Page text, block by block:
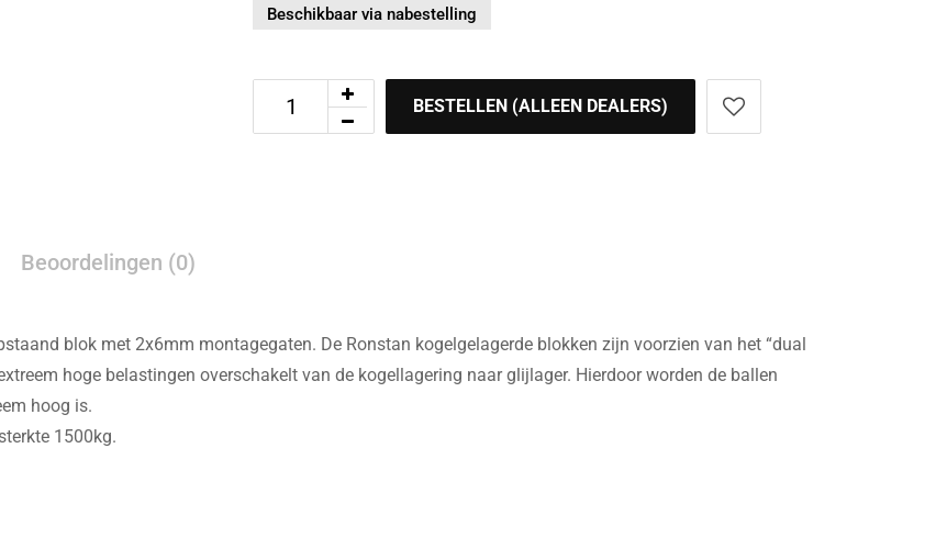
Beschikbaar via nabestelling
BESTELLEN (ALLEEN DEALERS)
Beoordelingen (0)
blok met 2x6mm montagegaten. De Ronstan kogelgelagerde blokken zijn voorzien van het “dual
hoge belastingen overschakelt van de kogellagering naar glijlager. Hierdoor worden de ballen
hoog is.
1500kg.